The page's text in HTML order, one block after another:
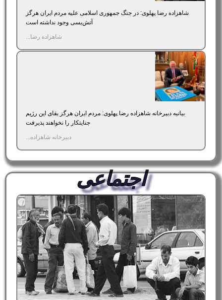
شاهزاده رضا پهلوی: در جنگ جمهوری اسلامی علیه مردم ایران هرگز
آتش‌بسی وجود نداشته است
شاهزاده رضا...
بیانیه دبیرخانه شاهزاده رضا پهلوی: مردم ایران هرگز بقای این رژیم
جنایتکار را نخواهند پذیرفت
دبیرخانه شاهزاده...
اجتماعی